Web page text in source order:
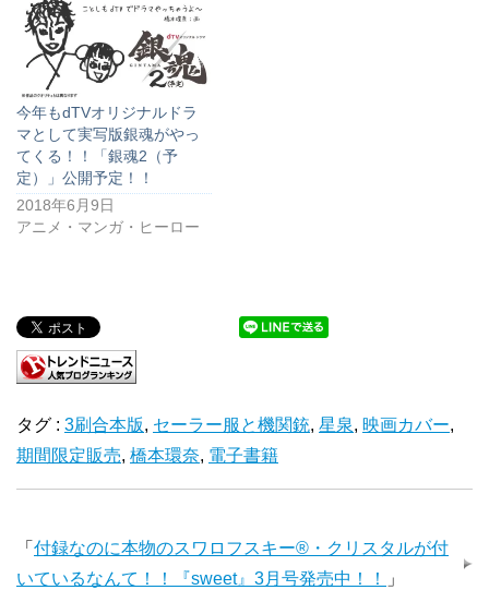
今年もdTVオリジナルドラ
マとして実写版銀魂がやっ
てくる！！「銀魂2（予
定）」公開予定！！
2018年6月9日
アニメ・マンガ・ヒーロー
タグ : 3刷合本版, セーラー服と機関銃, 星泉, 映画カバー,
期間限定販売, 橋本環奈, 電子書籍
「 付録なのに本物のスワロフスキー®・クリスタルが付
いているなんて！！『sweet』3月号発売中！！
」